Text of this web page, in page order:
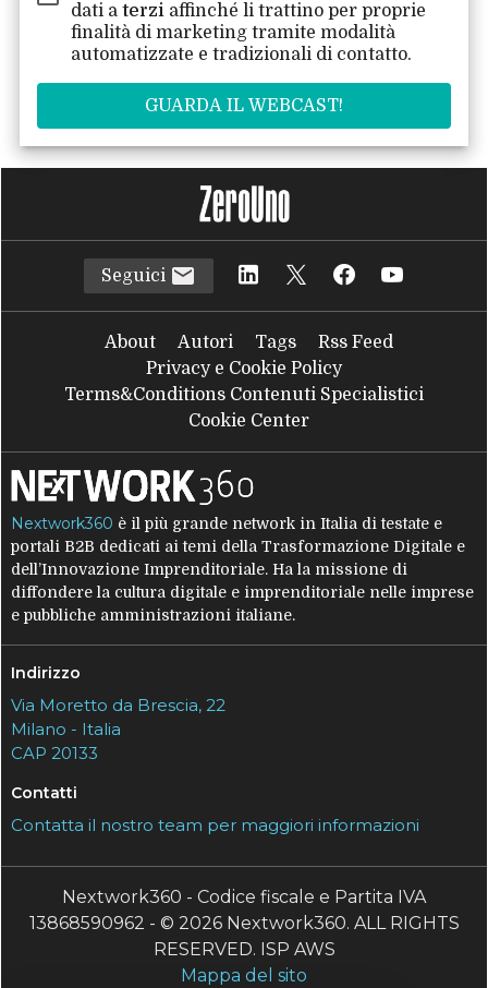
dati aterzi affinché li trattino per proprie
finalità di marketing tramite modalità
automatizzate e tradizionali di contatto.
Seguici
About Autori Tags
Rss Feed
Privacy e Cookie Policy
Terms&Conditions Contenuti Specialistici
Cookie Center
Nextwork360 è il più grande network in Italia di testate e
portali B2B dedicati ai temi della Trasformazione Digitale e
dell’Innovazione Imprenditoriale. Ha la missione di
diffondere la cultura digitale e imprenditoriale nelle imprese
e pubbliche amministrazioni italiane.
Indirizzo
Via Moretto da Brescia, 22
Milano - Italia
CAP 20133
Contatti
Contatta il nostro team per maggiori informazioni
Nextwork360 - Codice fiscale e Partita IVA
13868590962 - © 2026 Nextwork360. ALL RIGHTS
RESERVED. ISP AWS
Mappa del sito